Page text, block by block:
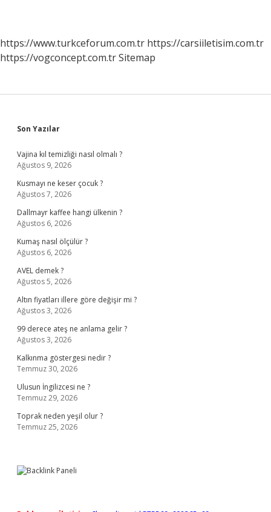
https://www.turkceforum.com.tr https://carsiiletisim.com.tr
https://vogconcept.com.trSitemap
Sidebar
Son Yazılar
Vajina kıl temizliği nasıl olmalı ?
Ağustos 9, 2026
Kusmayı ne keser çocuk ?
Ağustos 7, 2026
Dallmayr kaffee hangi ülkenin ?
Ağustos 6, 2026
Kumaş nasıl ölçülür ?
Ağustos 6, 2026
AVEL demek ?
Ağustos 5, 2026
Altın fiyatları illere göre değişir mi ?
Ağustos 3, 2026
99 derece ateş ne anlama gelir ?
Ağustos 3, 2026
Kalkınma göstergesi nedir ?
Temmuz 30, 2026
Ulusun İngilizcesi ne ?
Temmuz 29, 2026
Toprak neden yeşil olur ?
Temmuz 25, 2026